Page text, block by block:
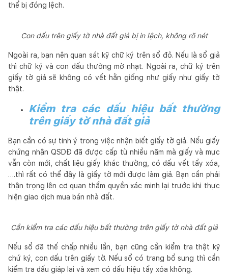
thể bị đóng lệch.
Con dấu trên giấy tờ nhà đất giả bị in lệch, không rõ nét
Ngoài ra, bạn nên quan sát kỹ chữ ký trên sổ đỏ. Nếu là sổ giả
thì chữ ký và con dấu thường mờ nhạt. Ngoài ra, chữ ký trên
giấy tờ giả sẽ không có vết hằn giống như giấy như giấy tờ
thật.
Kiểm tra các dấu hiệu bất thường
trên giấy tờ nhà đất giả
Bạn cần có sự tinh ý trong việc nhận biết giấy tờ giả. Nếu giấy
chứng nhận QSDĐ đã được cấp từ nhiều năm mà giấy và mực
vẫn còn mới, chất liệu giấy khác thường, có dấu vết tẩy xóa,
….thì rất có thể đây là giấy tờ mới được làm giả. Bạn cần phải
thận trọng lên cơ quan thẩm quyền xác minh lại trước khi thực
hiện giao dịch mua bán nhà đất.
Cần kiểm tra các dấu hiệu bất thường trên giấy tờ nhà đất giả
Nếu sổ đã thế chấp nhiều lần, bạn cũng cần kiểm tra thật kỹ
chứ ký, con dấu trên giấy tờ. Nếu sổ có trang bổ sung thì cần
kiểm tra dấu giáp lai và xem có dấu hiệu tẩy xóa không.